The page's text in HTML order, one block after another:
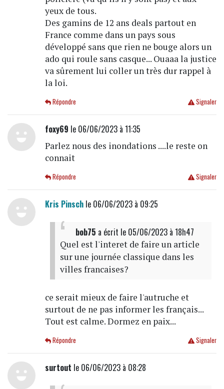
yeux de tous.
Des gamins de 12 ans deals partout en
France comme dans un pays sous
développé sans que rien ne bouge alors un
ado qui roule sans casque... Ouaaa la justice
va sûrement lui coller un très dur rappel à
la loi.
Signaler
Répondre
foxy69 le 06/06/2023 à 11:35
Parlez nous des inondations ....le reste on
connait
Signaler
Répondre
Kris Pinschle 06/06/2023 à 09:25
bob75 a écrit le 05/06/2023 à 18h47
Quel est l'interet de faire un article
sur une journée classique dans les
villes francaises?
ce serait mieux de faire l'autruche et
surtout de ne pas informer les français...
Tout est calme. Dormez en paix...
Signaler
Répondre
surtout le 06/06/2023 à 08:28